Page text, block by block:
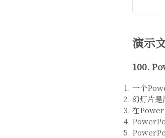
演示
100.
一个
幻灯片是
在